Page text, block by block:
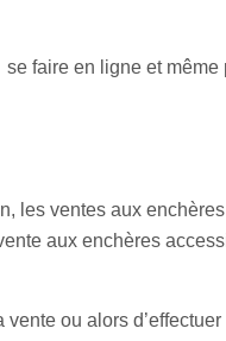
faire en ligne et même
les ventes aux
aux enchères
ou alors